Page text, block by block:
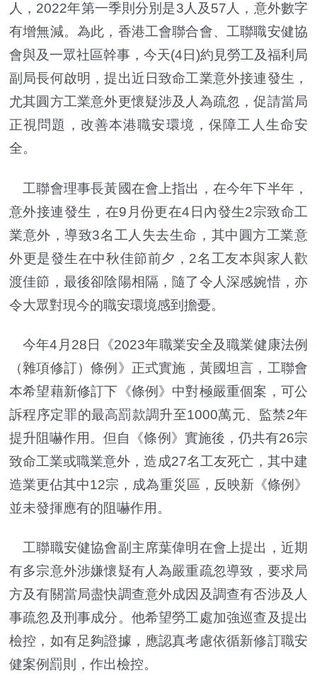
人，2022年第一季則分別是3人及57人，意外數字
有增無減。為此，香港工會聯合會、工聯職安健協
會與及一眾社區幹事，今天(4日)約見勞工及福利局
副局長何啟明，提出近日致命工業意外接連發生，
尤其圓方工業意外更懷疑涉及人為疏忽，促請當局
正視問題，改善本港職安環境，保障工人生命安
全。
工聯會理事長黃國在會上指出，在今年下半年，
意外接連發生，在9月份更在4日內發生2宗致命工
業意外，導致3名工人失去生命，其中圓方工業意
外更是發生在中秋佳節前夕，2名工友本與家人歡
渡佳節，最後卻陰陽相隔，隨了令人深感婉惜，亦
令大眾對現今的職安環境感到擔憂。
今年4月28日《2023年職業安全及職業健康法例
（雜項修訂）條例》正式實施，黃國坦言，工聯會
本希望藉新修訂下《條例》中對極嚴重個案，可公
訴程序定罪的最高罰款調升至1000萬元、監禁2年
提升阻嚇作用。但自《條例》實施後，仍共有26宗
致命工業或職業意外，造成27名工友死亡，其中建
造業更佔其中12宗，成為重災區，反映新《條例》
並未發揮應有的阻嚇作用。
工聯職安健協會副主席葉偉明在會上提出，近期
有多宗意外涉嫌懷疑有人為嚴重疏忽導致，要求局
方及有關當局盡快調查意外成因及調查有否涉及人
事疏忽及刑事成分。他希望勞工處加強巡查及提出
檢控，如有足夠證據，應認真考慮依循新修訂職安
健案例罰則，作出檢控。